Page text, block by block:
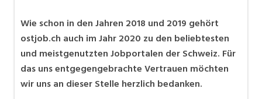
Wie schon in den Jahren 2018 und 2019 gehört
ostjob.ch auch im Jahr 2020 zu den beliebtesten
und meistgenutzten Jobportalen der Schweiz. Für
das uns entgegengebrachte Vertrauen möchten
wir uns an dieser Stelle herzlich bedanken.